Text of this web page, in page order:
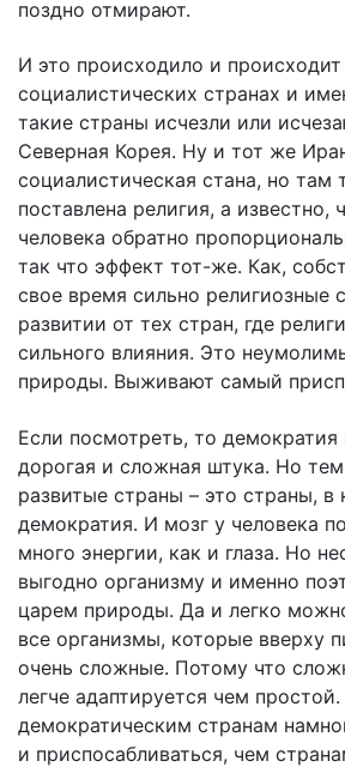
поздно отмирают.
И это происходило и происходит
социалистических странах и
такие страны исчезли или
Северная Корея. Ну и тот же
социалистическая стана, но там
поставлена религия, а известно,
человека обратно
так что эффект тот-же. Как,
свое время сильно религиозные
развитии от тех стран, где
сильного влияния. Это
природы. Выживают самый
Если посмотреть, то демократия
дорогая и сложная штука. Но
развитые страны – это страны, в
демократия. И мозг у человека
много энергии, как и глаза. Но
выгодно организму и именно
царем природы. Да и легко
все организмы, которые вверху
очень сложные. Потому что
легче адаптируется чем простой.
демократическим странам
и приспосабливаться, чем